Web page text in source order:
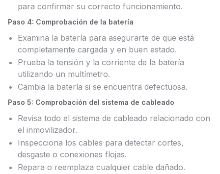
para confirmar su correcto funcionamiento.
Paso 4: Comprobación de la batería
Examina la batería para asegurarte de que está
completamente cargada y en buen estado.
Prueba la tensión y la corriente de la batería
utilizando un multímetro.
Cambia la batería si se encuentra defectuosa.
Paso 5: Comprobación del sistema de cableado
Revisa todo el sistema de cableado relacionado con
el inmovilizador.
Inspecciona los cables para detectar cortes,
desgaste o conexiones flojas.
Repara o reemplaza cualquier cable dañado.